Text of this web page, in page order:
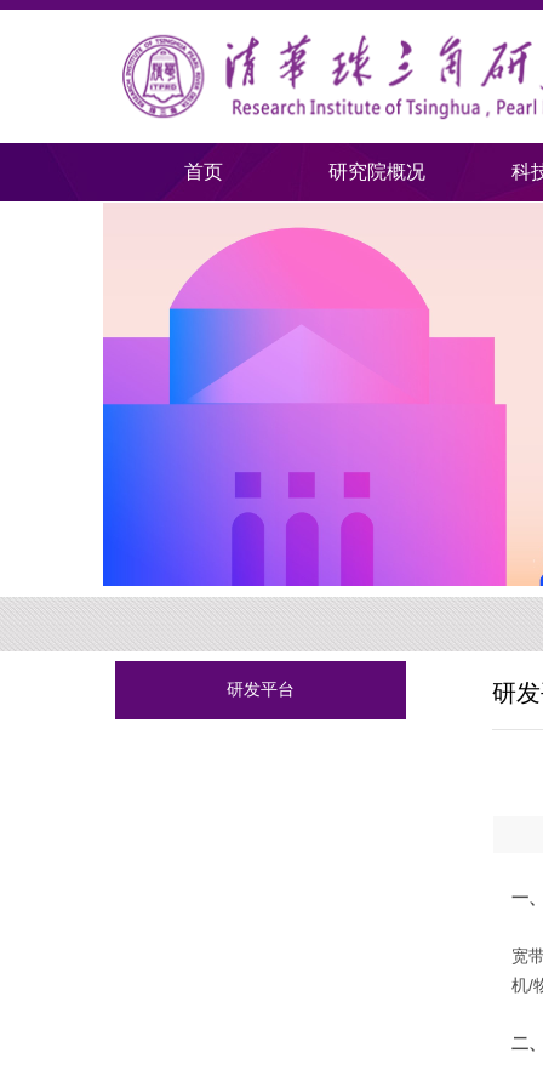
首页 研究院概况 科
研发平台 研
一
宽
机/
二